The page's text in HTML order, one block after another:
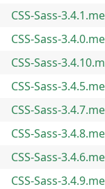
CSS-Sass-
CSS-Sass-
CSS-Sass-
CSS-Sass-
CSS-Sass-
CSS-Sass-
CSS-Sass-
CSS-Sass-